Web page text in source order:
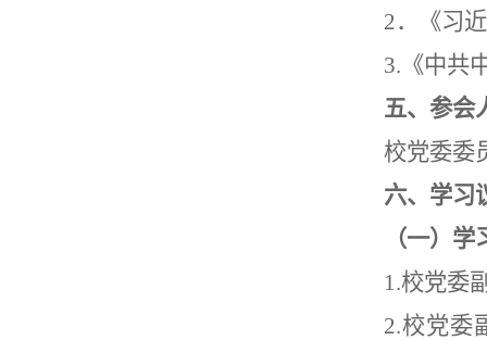
2．《习
3. 《中共
五、参会
校党委委
六、学习
（一）学
1.校党委
2.校党委